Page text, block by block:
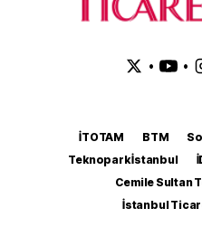
• •
İTOTAM BTM
Teknopark İstanbul
Cemile Sultan
İstanbul